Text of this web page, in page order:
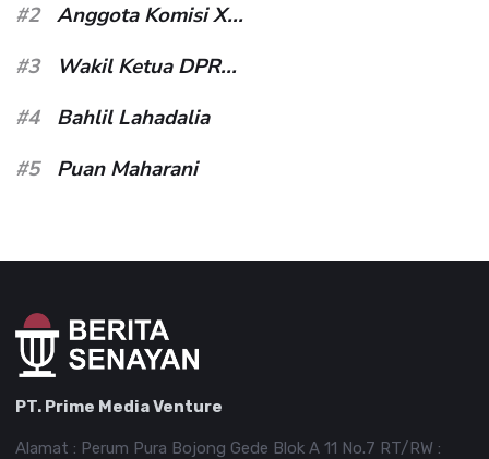
#2
Anggota Komisi X...
#3
Wakil Ketua DPR...
#4
Bahlil Lahadalia
#5
Puan Maharani
PT. Prime Media Venture
Alamat : Perum Pura Bojong Gede Blok A 11 No.7 RT/RW :